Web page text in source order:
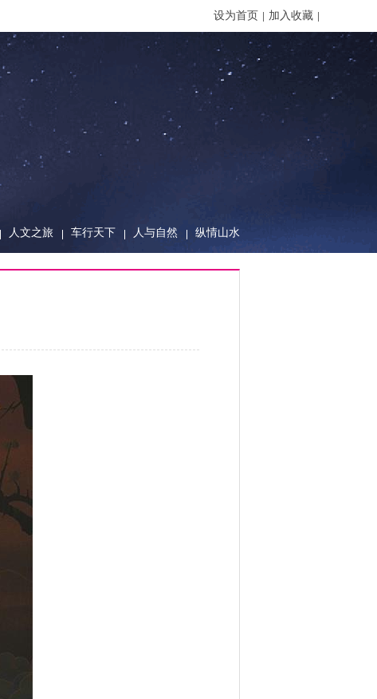
设为首页 加入收藏
人文之旅 车行天下 人与自然 纵情山水